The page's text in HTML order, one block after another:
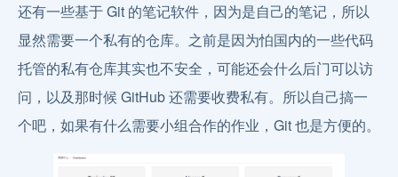
还有一些基于 Git 的笔记软件，因为是自己的笔记，所以
显然需要一个私有的仓库。之前是因为怕国内的一些代码
托管的私有仓库其实也不安全，可能还会什么后门可以访
问，以及那时候 GitHub 还需要收费私有。所以自己搞一
个吧，如果有什么需要小组合作的作业，Git 也是方便的。